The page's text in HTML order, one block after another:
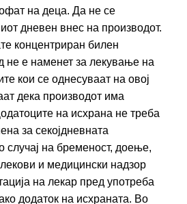
на деца. Да не се
дневен внес на производот.
концентриран билен
не е наменет за лекување на
кои се однесуваат на овој
дека производот има
на исхрана не треба
за секојдневната
случај на бременост, доење,
и медицински надзор
на лекар пред употреба
додаток на исхраната. Во